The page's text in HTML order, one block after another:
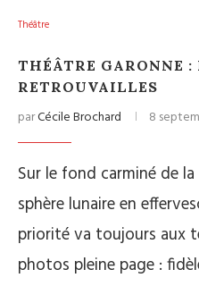
Théâtre
THÉÂTRE GARONNE :
RETROUVAILLES
parCécile Brochard 8
Sur le fond carminé de
sphère lunaire en
priorité va toujours aux
photos pleine page :